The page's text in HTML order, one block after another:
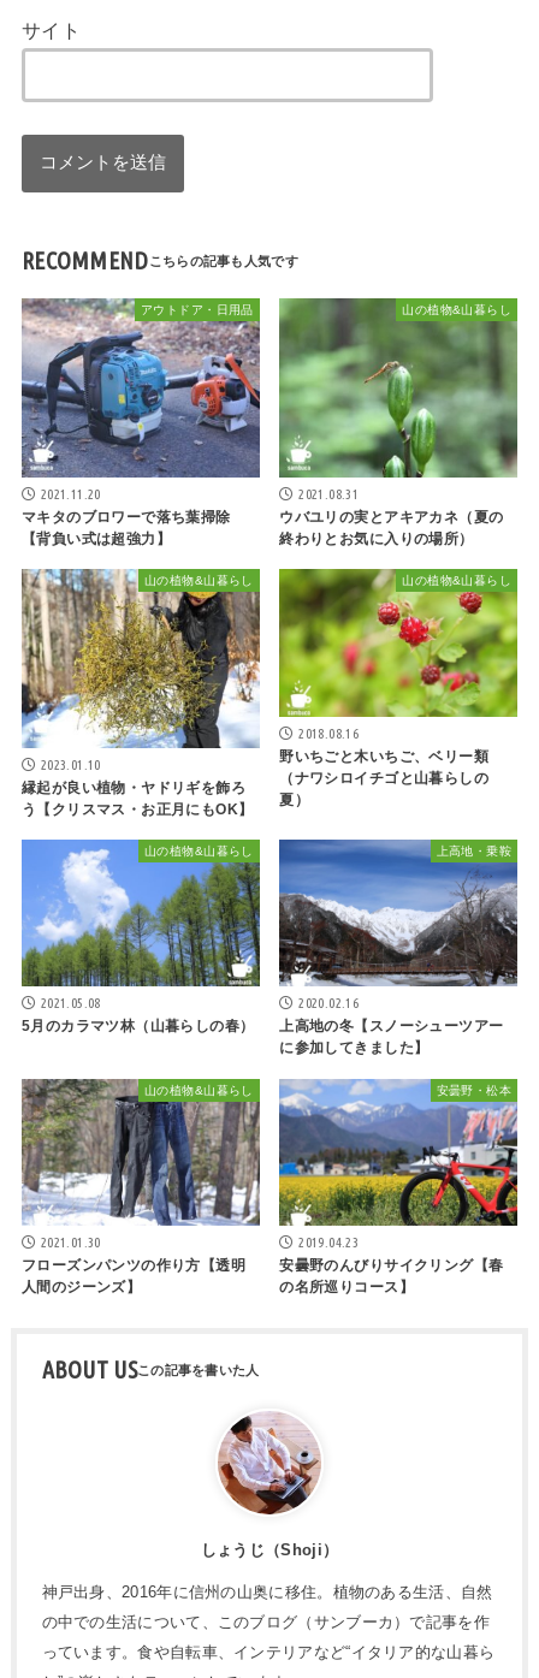
サイト
RECOMMEND
アウトドア・日用品
2021.11.20
マキタのブロワーで落ち葉掃除
【背負い式は超強力】
山の植物&山暮らし
2021.08.31
ウバユリの実とアキアカネ（夏の
終わりとお気に入りの場所）
山の植物&山暮らし
2023.01.10
縁起が良い植物・ヤドリギを飾ろ
う【クリスマス・お正月にもOK】
山の植物&山暮らし
2018.08.16
野いちごと木いちご、ベリー類
（ナワシロイチゴと山暮らしの
夏）
山の植物&山暮らし
2021.05.08
5月のカラマツ林（山暮らしの春）
上高地・乗鞍
2020.02.16
上高地の冬【スノーシューツアー
に参加してきました】
山の植物&山暮らし
2021.01.30
フローズンパンツの作り方【透明
人間のジーンズ】
安曇野・松本
2019.04.23
安曇野のんびりサイクリング【春
の名所巡りコース】
ABOUT US
しょうじ（Shoji）
神戸出身、2016年に信州の山奥に移住。植物のある生活、自然
の中での生活について、このブログ（サンブーカ）で記事を作
っています。食や自転車、インテリアなど“イタリア的な山暮ら